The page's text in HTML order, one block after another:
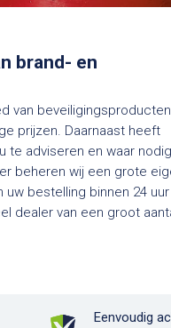
brand- en
van
prijzen. Daarnaast heeft
te adviseren en waar
beheren wij een grote
bestelling binnen 24 uur
Eenvoudig